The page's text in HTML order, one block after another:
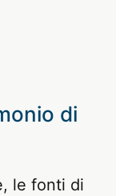
di
le fonti di